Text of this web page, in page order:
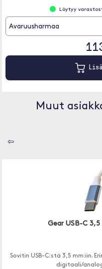
Löytyy
Avaruusharmaa
Muut
⇦
Gear USB-C
Sovitin USB-C:stä 3,5 mm:iin.
digitaali/